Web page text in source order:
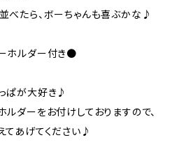
べたら、ボーちゃんも喜ぶかな♪
ホルダー付き●
ぱが大好き♪
ダーをお付けしておりますので、
てあげてください♪